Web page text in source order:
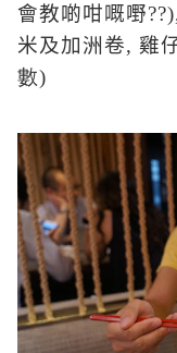
會教啲咁嘅嘢
米及加洲卷, 雞
數)